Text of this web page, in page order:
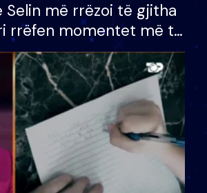
Selin më rrëzoi të gjitha
rrëfen momentet më të
e BB VIP: Do më
e mëngjesit kur…